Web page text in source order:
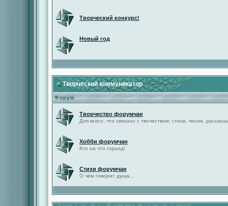
Творческий конкурс!
Новый год
Творческий коммуникатор
Форум
Творчество форумчан
Для всего, что связано с твочеством: стихи, песни,
Хобби форумчан
Кто на что горазд!
Стихи форумчан
О чём говорит душа...